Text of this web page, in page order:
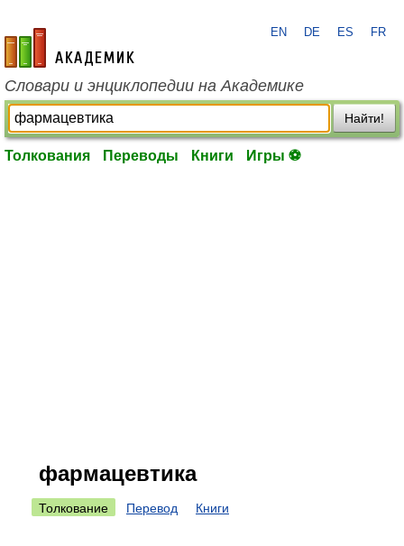
academic.ru
EN DE ES FR
Словари и энциклопедии на Академике
Найти!
Толкования Переводы Книги Игры ⚽
фармацевтика
Толкование Перевод Книги